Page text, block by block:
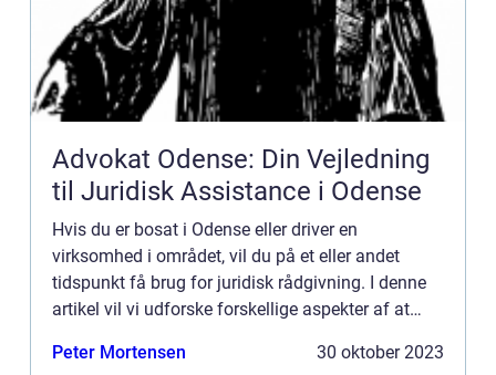
Advokat Odense: Din Vejledning
til Juridisk Assistance i Odense
Hvis du er bosat i Odense eller driver en
virksomhed i området, vil du på et eller andet
tidspunkt få brug for juridisk rådgivning. I denne
artikel vil vi udforske forskellige aspekter af at
Uanset om du h...
Peter Mortensen 30 oktober 2023